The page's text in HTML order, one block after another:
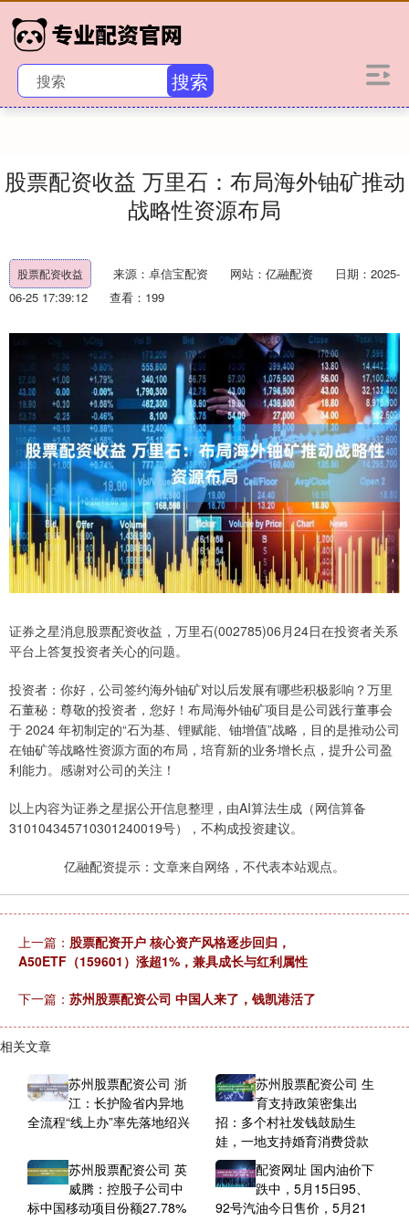
搜索
股票配资收益 万里石：布局海外铀矿推动
战略性资源布局
股票配资收益 来源：卓信宝配资 网站：亿融配资
日期：2025-
06-25 17:39:12
查看：199
证券之星消息股票配资收益，万里石(002785)06月24日在投资者关系
平台上答复投资者关心的问题。
投资者：你好，公司签约海外铀矿对以后发展有哪些积极影响？万里
石董秘：尊敬的投资者，您好！布局海外铀矿项目是公司践行董事会
于 2024 年初制定的“石为基、锂赋能、铀增值”战略，目的是推动公司
在铀矿等战略性资源方面的布局，培育新的业务增长点，提升公司盈
利能力。感谢对公司的关注！
以上内容为证券之星据公开信息整理，由AI算法生成（网信算备
310104345710301240019号），不构成投资建议。
亿融配资提示：文章来自网络，不代表本站观点。
上一篇： 股票配资开户 核心资产风格逐步回归，
A50ETF（159601）涨超1%，兼具成长与红利属性
下一篇： 苏州股票配资公司 中国人来了，钱凯港活了
相关文章
苏州股票配资公司 浙
江：长护险省内异地
全流程“线上办”率先落地绍兴
苏州股票配资公司 生
育支持政策密集出
招：多个村社发钱鼓励生
娃，一地支持婚育消费贷款
苏州股票配资公司 英
威腾：控股子公司中
标中国移动项目份额27.78%
配资网址 国内油价下
跌中，5月15日95、
92号汽油今日售价，5月21